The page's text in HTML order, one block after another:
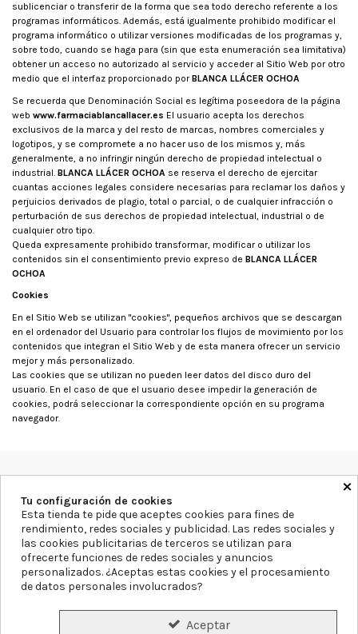
sublicenciar o transferir de la forma que sea todo derecho referente a los
programas informáticos. Además, está igualmente prohibido modificar el
programa informático o utilizar versiones modificadas de los programas y,
sobre todo, cuando se haga para (sin que esta enumeración sea limitativa)
obtener un acceso no autorizado al servicio y acceder al Sitio Web por otro
medio que el interfaz proporcionado porBLANCA LLÁCER OCHOA
Se recuerda que Denominación Social es legítima poseedora de la página
web www.farmaciablancallacer.es El usuario acepta los derechos
exclusivos de la marca y del resto de marcas, nombres comerciales y
logotipos, y se compromete a no hacer uso de los mismos y, más
generalmente, a no infringir ningún derecho de propiedad intelectual o
industrial. BLANCA LLÁCER OCHOA se reserva el derecho de ejercitar
cuantas acciones legales considere necesarias para reclamar los daños y
perjuicios derivados de plagio, total o parcial, o de cualquier infracción o
perturbación de sus derechos de propiedad intelectual, industrial o de
cualquier otro tipo.
Queda expresamente prohibido transformar, modificar o utilizar los
contenidos sin el consentimiento previo expreso de BLANCA LLÁCER
OCHOA
Cookies
En el Sitio Web se utilizan "cookies", pequeños archivos que se descargan
en el ordenador del Usuario para controlar los flujos de movimiento por los
contenidos que integran el Sitio Web y de esta manera ofrecer un servicio
mejor y más personalizado.
Las cookies que se utilizan no pueden leer datos del disco duro del
usuario. En el caso de que el usuario desee impedir la generación de
cookies, podrá seleccionar la correspondiente opción en su programa
navegador.
Farmacia Blanca Llacer
965855297
info@farmaciablancallacer.es
Aviso legal Política de Privacidad
Política de Cookies
Declaración de accesibilidad
Mapa del sitio
Garantías y Devoluciones
×
Tu configuración de cookies
Esta tienda te pide que aceptes cookies para fines de
rendimiento, redes sociales y publicidad. Las redes sociales y
las cookies publicitarias de terceros se utilizan para
ofrecerte funciones de redes sociales y anuncios
personalizados. ¿Aceptas estas cookies y el procesamiento
de datos personales involucrados?
Aceptar